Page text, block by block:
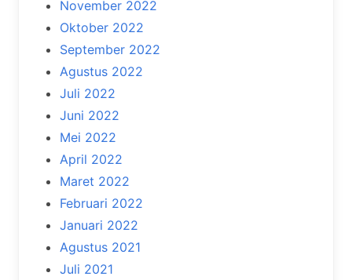
November 2022
Oktober 2022
September 2022
Agustus 2022
Juli 2022
Juni 2022
Mei 2022
April 2022
Maret 2022
Februari 2022
Januari 2022
Agustus 2021
Juli 2021